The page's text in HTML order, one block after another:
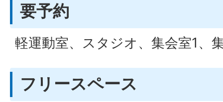
要予約
軽運動室、スタジオ、集会室1、
フリースペース